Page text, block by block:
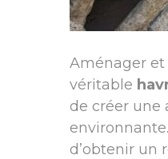
Aménager
véritable
de créer une
d’obtenir un